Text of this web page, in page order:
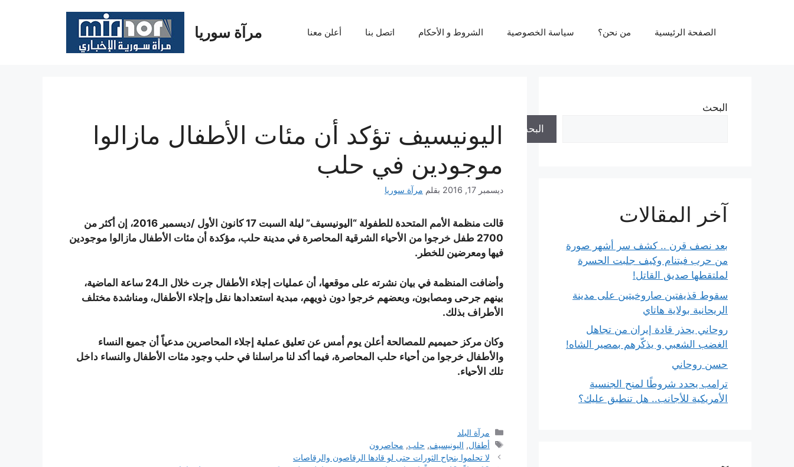
مرآة سوريا الصفحة الرئيسية من نحن؟ سياسة الخصوصية الشروط و الأحكام اتصل بنا أعلن معنا
اليونيسيف تؤكد أن مئات الأطفال مازالوا
موجودين في حلب
ديسمبر 17, 2016 بقلم مرآة سوريا
قالت منظمة الأمم المتحدة للطفولة “اليونيسيف” ليلة السبت 17 كانون الأول /ديسمبر 2016، إن أكثر من
2700 طفل خرجوا من الأحياء الشرقية المحاصرة في مدينة حلب، مؤكدة أن مئات الأطفال مازالوا موجودين
فيها ومعرضين للخطر.
وأضافت المنظمة في بيان نشرته على موقعها، أن عمليات إجلاء الأطفال جرت خلال الـ24 ساعة الماضية،
بينهم جرحى ومصابون، وبعضهم خرجوا دون ذويهم، مبدية استعدادها نقل وإجلاء الأطفال، ومناشدة مختلف
الأطراف بذلك.
وكان مركز حميميم للمصالحة أعلن يوم أمس عن تعليق عملية إجلاء المحاصرين مدعياً أن جميع النساء
والأطفال خرجوا من أحياء حلب المحاصرة، فيما أكد لنا مراسلنا في حلب وجود مئات الأطفال والنساء داخل
تلك الأحياء.
التصنيفات
مرآة البلد
الوسوم
أطفال, اليونيسيف, حلب, محاصرون
لا تحلموا بنجاح الثورات حتى لو قادها الرقاصون والرقاصات
البحث
البحث
آخر المقالات
بعد نصف قرن .. كشف سر أشهر صورة
من حرب فيتنام وكيف جلبت الحسرة
لملتقطها صديق القاتل!
سقوط قذيفتين صاروخيتين على مدينة
الريحانية بولاية هاتاي
روحاني يحذر قادة إيران من تجاهل
الغضب الشعبي و يذكّرهم بمصير الشاه!
حسن روحاني
ترامب يحدد شروطًا لمنح الجنسية
الأمريكية للأجانب.. هل تنطبق عليك؟